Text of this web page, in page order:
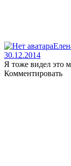
30.12.2014
Я тоже видел это
Комментировать